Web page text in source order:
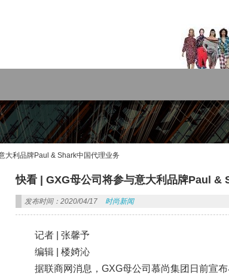
大利品牌Paul & Shark中国代理业务
快看 | GXG母公司将参与意大利品牌Paul &
发布时间：2020/04/17 时尚新闻
记者 | 张馨予
编辑 | 楼婍沁
据联商网消息，GXG母公司慕尚集团日前宣